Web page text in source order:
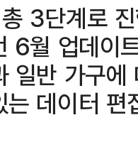
3단계로
6월 업데이
일반 가구
데이터 편